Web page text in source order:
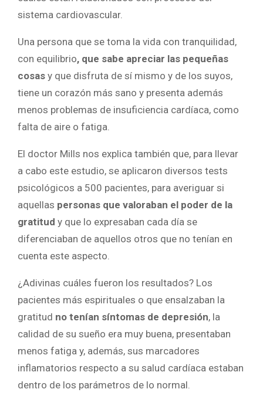
sistema cardiovascular.
Una persona que se toma la vida con tranquilidad,
con equilibrio, que sabe apreciar las pequeñas
cosas y que disfruta de sí mismo y de los suyos,
tiene un corazón más sano y presenta además
menos problemas de insuficiencia cardíaca, como
falta de aire o fatiga.
El doctor Mills nos explica también que, para llevar
a cabo este estudio, se aplicaron diversos tests
psicológicos a 500 pacientes, para averiguar si
aquellas personas que valoraban el poder de la
gratitud y que lo expresaban cada día se
diferenciaban de aquellos otros que no tenían en
cuenta este aspecto.
¿Adivinas cuáles fueron los resultados? Los
pacientes más espirituales o que ensalzaban la
gratitud no tenían síntomas de depresión, la
calidad de su sueño era muy buena, presentaban
menos fatiga y, además, sus marcadores
inflamatorios respecto a su salud cardíaca estaban
dentro de los parámetros de lo normal.